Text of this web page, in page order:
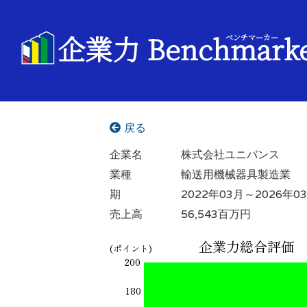
ベンチマーカー
企業力
戻る
企業名
株式会社ユニバンス
業種
輸送用機械器具製造業
期
2022年03月～2026年03
売上高
56,543百万円